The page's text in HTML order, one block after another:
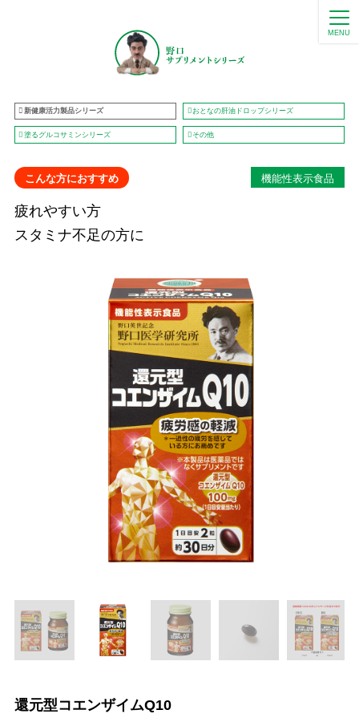
MENU
新健康活力製品シリーズ おとなの肝油ドロップシリーズ
塗るグルコサミンシリーズ その他
機能性表示食品
こんな方におすすめ
疲れやすい方
スタミナ不足の方に
還元型コエンザイムQ10